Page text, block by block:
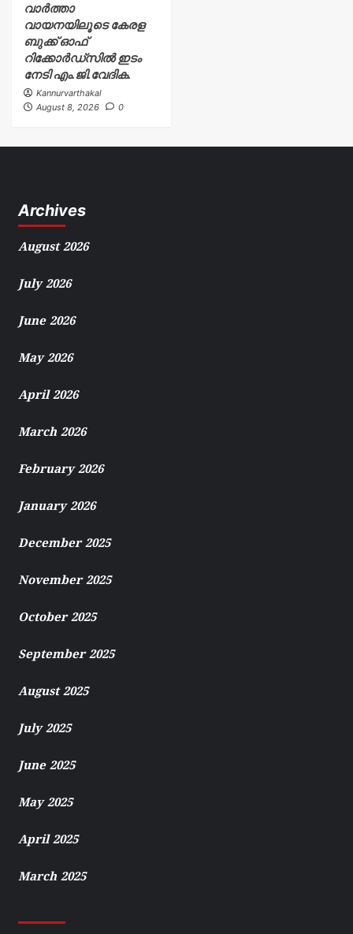
വാർത്താ
വായനയിലൂടെ കേരള
ബുക്ക് ഓഫ്
റിക്കോർഡ്സിൽ ഇടം
നേടി എം.ജി.വേദിക.
Kannurvarthakal
August 8, 2026
0
Archives
August 2026
July 2026
June 2026
May 2026
April 2026
March 2026
February 2026
January 2026
December 2025
November 2025
October 2025
September 2025
August 2025
July 2025
June 2025
May 2025
April 2025
March 2025